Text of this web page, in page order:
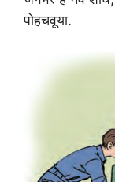
पोहचवूया.